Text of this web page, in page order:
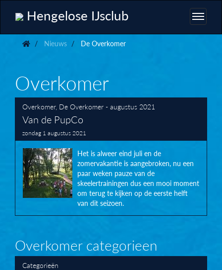
Hengelose IJsclub
Nieuws De Overkomer
Overkomer
Overkomer, De Overkomer - augustus 2021
Van de PupCo
zondag 1 augustus 2021
Het is alweer eind juli en de
zomervakantie is aangebroken, nu een
paar weken pauze van de
skeelertrainingen dus een mooi moment
om terug te kijken op de eerste helft
van dit seizoen.
Overkomer categorieen
Categorieën